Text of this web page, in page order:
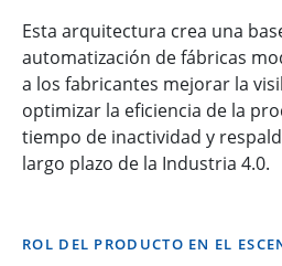
Esta arquitectura crea una
automatización de fábricas
a los fabricantes mejorar la
optimizar la eficiencia de la
tiempo de inactividad y
largo plazo de la Industria 4.0.
ROL DEL PRODUCTO EN EL